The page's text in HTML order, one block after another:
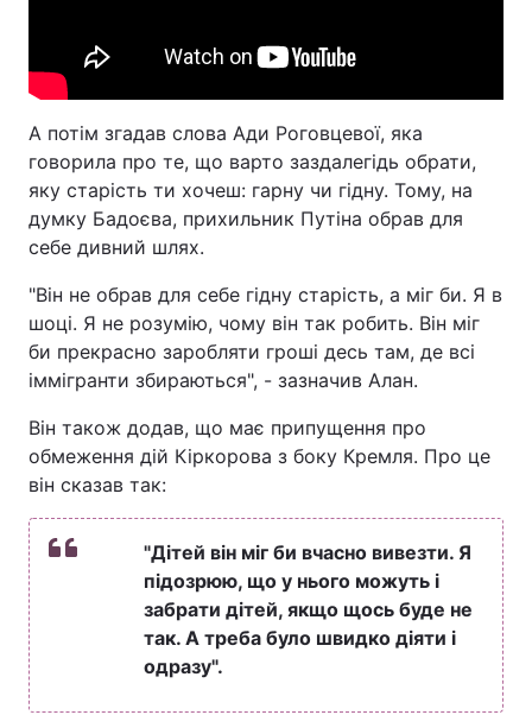
А потім згадав слова Ади Роговцевої, яка
говорила про те, що варто заздалегідь обрати,
яку старість ти хочеш: гарну чи гідну. Тому, на
думку Бадоєва, прихильник Путіна обрав для
себе дивний шлях.
"Він не обрав для себе гідну старість, а міг би. Я в
шоці. Я не розумію, чому він так робить. Він міг
би прекрасно заробляти гроші десь там, де всі
іммігранти збираються", - зазначив Алан.
Він також додав, що має припущення про
обмеження дій Кіркорова з боку Кремля. Про це
він сказав так:
"Дітей він міг би вчасно вивезти. Я
підозрюю, що у нього можуть і
забрати дітей, якщо щось буде не
так. А треба було швидко діяти і
одразу".